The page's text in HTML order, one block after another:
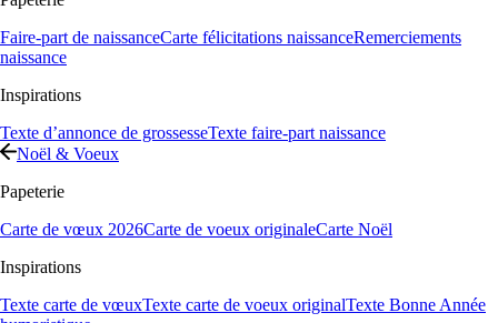
Faire-part de naissanceCarte félicitations naissanceRemerciements
naissance
Inspirations
Texte d’annonce de grossesseTexte faire-part naissance
Noël & Voeux
Papeterie
Carte de vœux 2026Carte de voeux originaleCarte Noël
Inspirations
Texte carte de vœuxTexte carte de voeux originalTexte Bonne Année